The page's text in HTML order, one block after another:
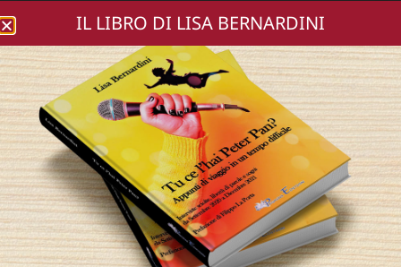
Lisa Bernardini
photomarco (254)
[800×600]
IL LIBRO DI LISA BERNARDINI